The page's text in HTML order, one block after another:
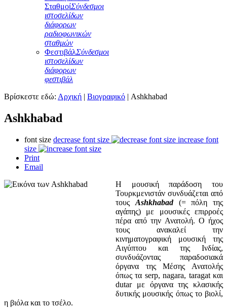
ΣταθμοίΣύνδεσμοι
ιστοσελίδων
διάφορων
ραδιοφωνικών
σταθμών
ΦεστιβάλΣύνδεσμοι
ιστοσελίδων
διάφορων
φεστιβάλ
Βρίσκεστε εδώ: Αρχική | Βιογραφικό | Ashkhabad
Ashkhabad
font size decrease font size
increase font
size
Print
Email
Η μουσική παράδοση του
Τουρκμενιστάν συνδυάζεται από
τους Ashkhabad(= πόλη της
αγάπης) με μουσικές επιρροές
πέρα από την Ανατολή. Ο ήχος
τους ανακαλεί την
κινηματογραφική μουσική της
Αιγύπτου και της Ινδίας,
συνδυάζοντας παραδοσιακά
όργανα της Μέσης Ανατολής
όπως τα serp, nagara, taragat και
dutar με όργανα της κλασικής
δυτικής μουσικής όπως το βιολί,
η βιόλα και το τσέλο.